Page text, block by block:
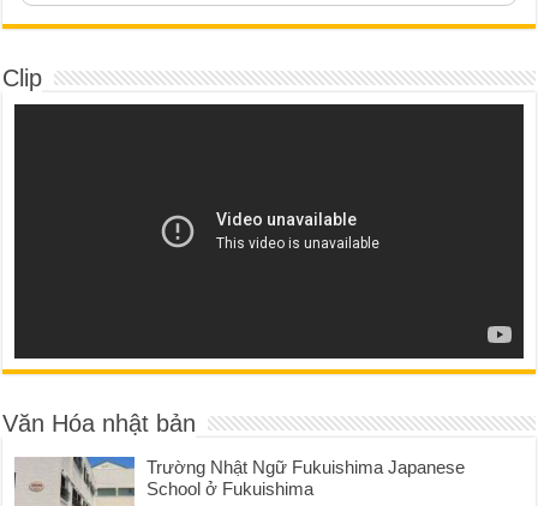
Clip
Văn Hóa nhật bản
Trường Nhật Ngữ Fukuishima Japanese
School ở Fukuishima